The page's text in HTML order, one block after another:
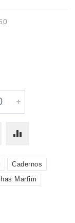
Cadernos
Marfim